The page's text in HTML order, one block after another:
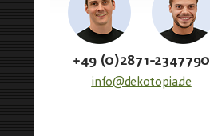
+49 (0)2871-2347790
info@dekotopia.de